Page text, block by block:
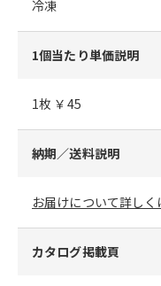
冷凍
1個当たり単価説明
1枚 ￥45
納期／送料説明
お届けについて詳し
カタログ掲載頁